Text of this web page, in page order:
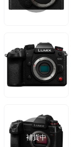
補貨中